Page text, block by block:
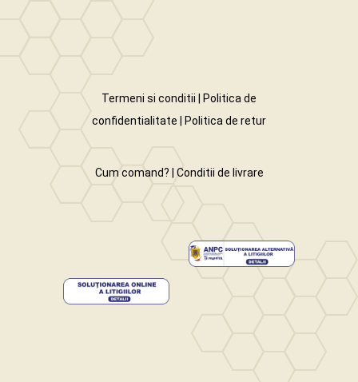
Termeni si conditii
Politica de
confidentialitate
Politica de retur
Cum comand? Conditii de livrare